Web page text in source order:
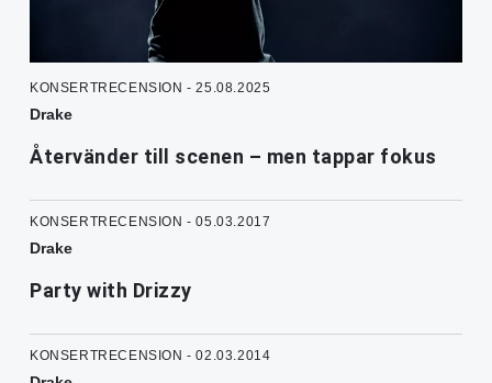
KONSERTRECENSION - 25.08.2025
Drake
Återvänder till scenen – men tappar fokus
KONSERTRECENSION - 05.03.2017
Drake
Party with Drizzy
KONSERTRECENSION - 02.03.2014